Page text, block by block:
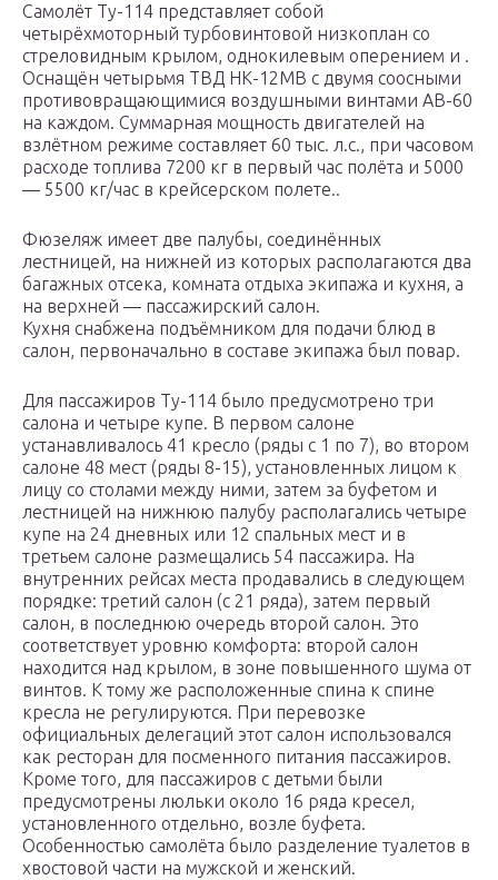
Самолёт Ту-114 представляет собой
четырёхмоторный турбовинтовой низкоплан со
стреловидным крылом, однокилевым оперением и .
Оснащён четырьмя ТВД НК-12МВ с двумя соосными
противовращающимися воздушными винтами АВ-60
на каждом. Суммарная мощность двигателей на
взлётном режиме составляет 60 тыс. л.с., при часовом
расходе топлива 7200 кг в первый час полёта и 5000
— 5500 кг/час в крейсерском полете..
Фюзеляж имеет две палубы, соединённых
лестницей, на нижней из которых располагаются два
багажных отсека, комната отдыха экипажа и кухня, а
на верхней — пассажирский салон.
Кухня снабжена подъёмником для подачи блюд в
салон, первоначально в составе экипажа был повар.
Для пассажиров Ту-114 было предусмотрено три
салона и четыре купе. В первом салоне
устанавливалось 41 кресло (ряды с 1 по 7), во втором
салоне 48 мест (ряды 8-15), установленных лицом к
лицу со столами между ними, затем за буфетом и
лестницей на нижнюю палубу располагались четыре
купе на 24 дневных или 12 спальных мест и в
третьем салоне размещались 54 пассажира. На
внутренних рейсах места продавались в следующем
порядке: третий салон (с 21 ряда), затем первый
салон, в последнюю очередь второй салон. Это
соответствует уровню комфорта: второй салон
находится над крылом, в зоне повышенного шума от
винтов. К тому же расположенные спина к спине
кресла не регулируются. При перевозке
официальных делегаций этот салон использовался
как ресторан для посменного питания пассажиров.
Кроме того, для пассажиров с детьми были
предусмотрены люльки около 16 ряда кресел,
установленного отдельно, возле буфета.
Особенностью самолёта было разделение туалетов в
хвостовой части на мужской и женский.